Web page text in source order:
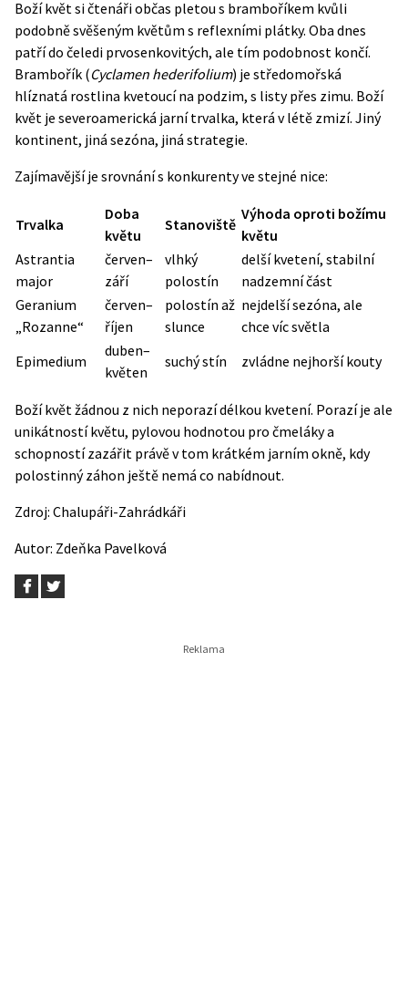
Boží květ si čtenáři občas pletou s bramboříkem kvůli
podobně svěšeným květům s reflexními plátky. Oba dnes
patří do čeledi prvosenkovitých, ale tím podobnost končí.
Brambořík (Cyclamen hederifolium) je středomořská
hlíznatá rostlina kvetoucí na podzim, s listy přes zimu. Boží
květ je severoamerická jarní trvalka, která v létě zmizí. Jiný
kontinent, jiná sezóna, jiná strategie.
Zajímavější je srovnání s konkurenty ve stejné nice:
Trvalka
Doba
květu
Stanoviště
Výhoda oproti božímu
květu
Astrantia
major
červen–
září
vlhký
polostín
delší kvetení, stabilní
nadzemní část
Geranium
„Rozanne“
červen–
říjen
polostín až
slunce
nejdelší sezóna, ale
chce víc světla
Epimedium
duben–
květen
suchý stín zvládne nejhorší kouty
Boží květ žádnou z nich neporazí délkou kvetení. Porazí je ale
unikátností květu, pylovou hodnotou pro čmeláky a
schopností zazářit právě v tom krátkém jarním okně, kdy
polostinný záhon ještě nemá co nabídnout.
Zdroj: Chalupáři-Zahrádkáři
Autor: Zdeňka Pavelková